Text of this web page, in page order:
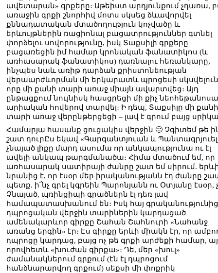
ավետարան» գրքերը։ Աթեիստ արդյունքում չդառա,
առաջին գրքի շնորհիվ մոտս սկսեց ձևավորվել
քննադատական մտածողություն կոչվածը և
երևույթներին ռացիոնալ բացատրություններ գտնել
փորձելու սովորությունը, իսկ Տաքսիլի գրքերը
բացառեցին իմ համար կրոնական ֆանատիկոս (և
առհասարակ ֆանատիկոս) դառնալու հեռանկարը,
ինչպես նաև առիթ դարձան քրիստոնեության
վերաարժևորման մի երկարատև պրոցեսի
որը մի քանի տարի առաջ միայն ավարտվեց։ Այդ
ընթացքում նույնիսկ հասցրեցի մի քիչ
արիական հովերով տարվել։ Ի դեպ, Տաքսիլը մի քանի
տարի առաջ վերընթերցեցի – լավ է գրում բայց
Համարյա հասանք ցուցակիս վերջին 🙂 Չգիտեմ թե
շատ դուրԸս եկավ «Գարգանտյուան և
չնայած լիքը մարդ ասումա որ անկապությունա ու էլ
ավելի անկապ թարգմանածա։ Հիմա մտածում եմ, որ
առհասարակ սատիրայի ժանրը շատ եմ սիրում.
նրանից է, որ էսօր մեր իրականությանն էդ ժանրը
պետք. ի՜նչ գրել կգրեին Պարոնյանն ու Օտյանը էսօր,
Չնայած, պռինցիպի գրածներն էլ դեռ լավ
համապատասխանում են։ Իսկ հայ գրականությունից
դպրոցական վերջին տարիներին կարդացած
ամենակարևոր գիրքը Շահան Շահնուրի «Նահանջ
առանց երգին» էր։ Էս գիրքը երևի միակն էր, որ
դպրոցը կարդաց, բայց ոչ թե գրքի արժեքի համար,
որովհետև «խուժան գիրքա»։ Դե, մեր «խուլ»
ժամանակներում գրքում (էն էլ դպրոցում
հանձնարարվող գրքում) սեքսի մի փոքրիկ